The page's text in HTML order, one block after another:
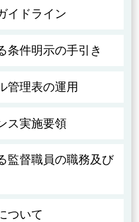
イドライン
条件明示の手引き
管理表の運用
ス実施要領
監督職員の職務及び
ついて